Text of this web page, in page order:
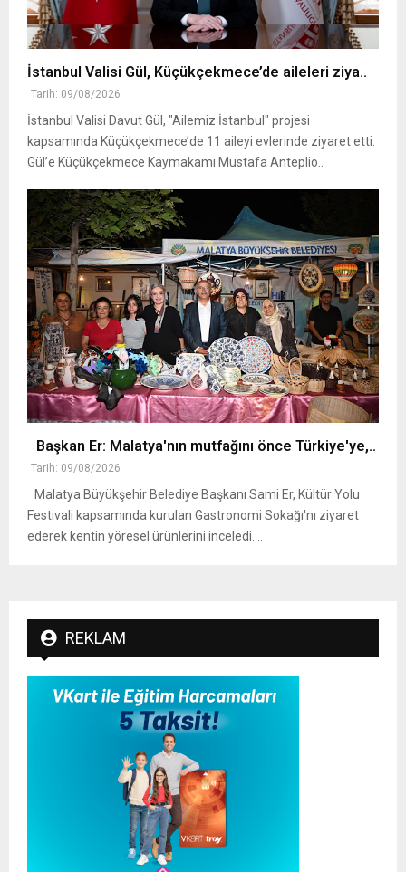
İstanbul Valisi Gül, Küçükçekmece’de aileleri ziya..
Tarih: 09/08/2026
İstanbul Valisi Davut Gül, "Ailemiz İstanbul" projesi
kapsamında Küçükçekmece’de 11 aileyi evlerinde ziyaret etti.
Gül’e Küçükçekmece Kaymakamı Mustafa Anteplio..
Başkan Er: Malatya'nın mutfağını önce Türkiye'ye,..
Tarih: 09/08/2026
Malatya Büyükşehir Belediye Başkanı Sami Er, Kültür Yolu
Festivali kapsamında kurulan Gastronomi Sokağı'nı ziyaret
ederek kentin yöresel ürünlerini inceledi. ..
REKLAM